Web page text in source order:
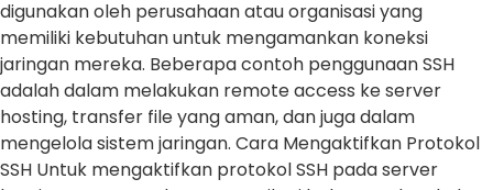
digunakan oleh perusahaan atau organisasi yang
memiliki kebutuhan untuk mengamankan koneksi
jaringan mereka. Beberapa contoh penggunaan SSH
adalah dalam melakukan remote access ke server
hosting, transfer file yang aman, dan juga dalam
mengelola sistem jaringan. Cara Mengaktifkan Protokol
SSH Untuk mengaktifkan protokol SSH pada server